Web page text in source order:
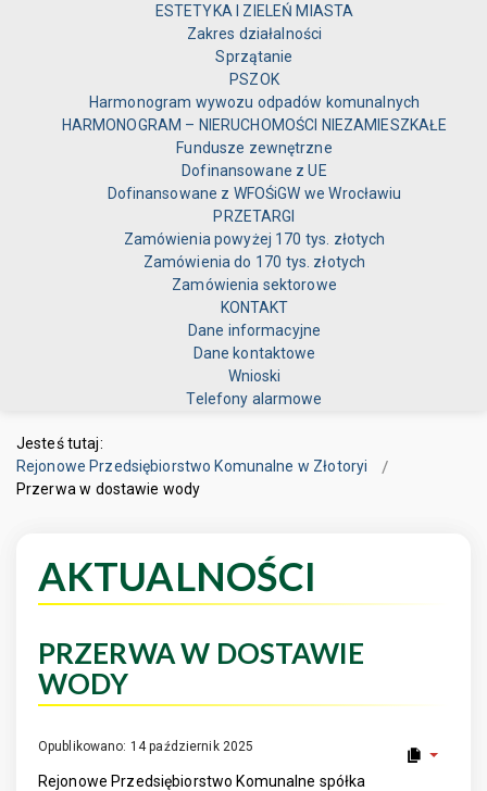
ESTETYKA I ZIELEŃ MIASTA
Zakres działalności
Sprzątanie
PSZOK
Harmonogram wywozu odpadów komunalnych
HARMONOGRAM – NIERUCHOMOŚCI NIEZAMIESZKAŁE
Fundusze zewnętrzne
Dofinansowane z UE
Dofinansowane z WFOŚiGW we Wrocławiu
PRZETARGI
Zamówienia powyżej 170 tys. złotych
Zamówienia do 170 tys. złotych
Zamówienia sektorowe
KONTAKT
Dane informacyjne
Dane kontaktowe
Wnioski
Telefony alarmowe
Jesteś tutaj:
Rejonowe Przedsiębiorstwo Komunalne w Złotoryi
Przerwa w dostawie wody
AKTUALNOŚCI
PRZERWA W DOSTAWIE
WODY
Opublikowano: 14 październik 2025
Rejonowe Przedsiębiorstwo Komunalne spółka